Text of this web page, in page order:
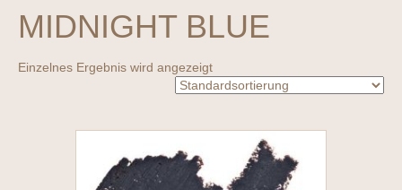
MIDNIGHT BLUE
Einzelnes Ergebnis wird angezeigt